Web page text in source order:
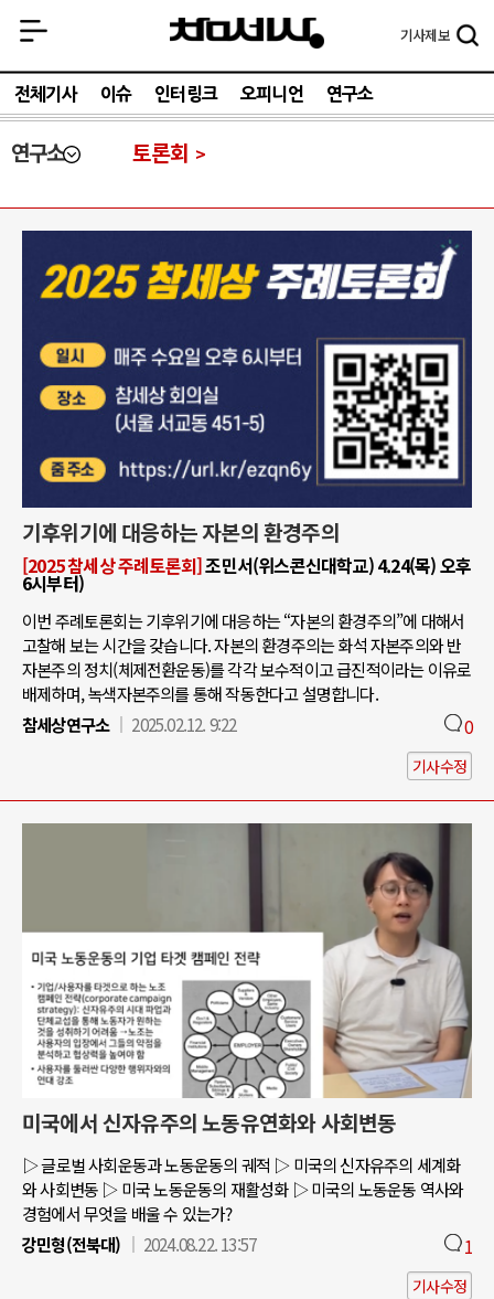
기사제보
전체기사 이슈 인터링크 오피니언 연구소
연구소 토론회
기후위기에 대응하는 자본의 환경주의
[2025 참세상 주례토론회]조민서(위스콘신대학교) 4.24(목) 오후
6시부터)
이번 주례토론회는 기후위기에 대응하는 “자본의 환경주의”에 대해서
고찰해 보는 시간을 갖습니다. 자본의 환경주의는 화석 자본주의와 반
자본주의 정치(체제전환운동)를 각각 보수적이고 급진적이라는 이유로
배제하며, 녹색자본주의를 통해 작동한다고 설명합니다.
참세상연구소
2025.02.12. 9:22 0
기사수정
미국에서 신자유주의 노동유연화와 사회변동
▷ 글로벌 사회운동과 노동운동의 궤적 ▷ 미국의 신자유주의 세계화
와 사회변동 ▷ 미국 노동운동의 재활성화 ▷ 미국의 노동운동 역사와
경험에서 무엇을 배울 수 있는가?
강민형(전북대)
2024.08.22. 13:57 1
기사수정